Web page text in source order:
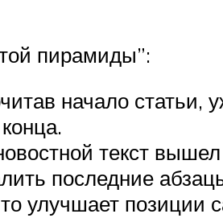
пирамиды”:
начало статьи,
текст
последние
улучшает позиции